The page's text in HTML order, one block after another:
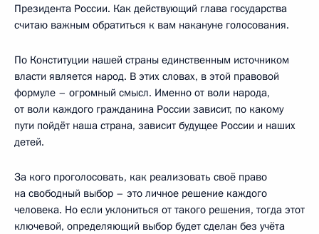
Президента России. Как действующий глава государства
считаю важным обратиться к вам накануне голосования.
По Конституции нашей страны единственным источником
власти является народ. В этих словах, в этой правовой
формуле – огромный смысл. Именно от воли народа,
от воли каждого гражданина России зависит, по какому
пути пойдёт наша страна, зависит будущее России и наших
детей.
За кого проголосовать, как реализовать своё право
на свободный выбор – это личное решение каждого
человека. Но если уклониться от такого решения, тогда этот
ключевой, определяющий выбор будет сделан без учёта